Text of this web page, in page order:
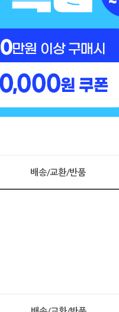
배송/교환/반품